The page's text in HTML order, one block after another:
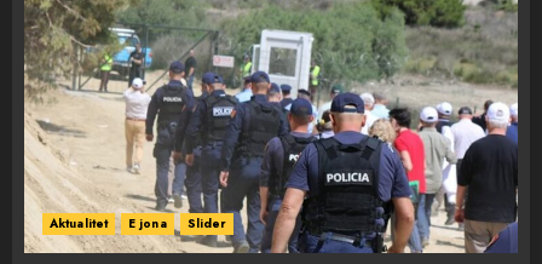
Aktualitet E jona Slider